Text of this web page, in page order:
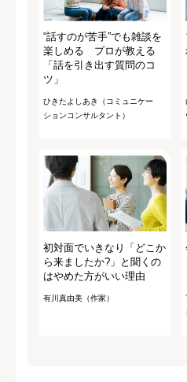
“話すのが苦手”でも雑談を
楽しめる プロが教える
「話を引き出す質問のコ
ツ」
ひきたよしあき（コミュニケー
ションコンサルタント）
初対面でいきなり「どこか
ら来ましたか?」と聞くの
はやめた方がいい理由
有川真由美（作家）